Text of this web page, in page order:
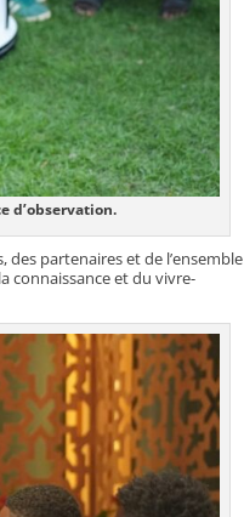
d’observation.
partenaires et de l’ensemble
connaissance et du vivre-